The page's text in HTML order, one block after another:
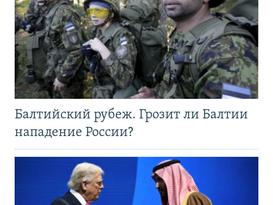
Балтийский рубеж. Грозит ли Балтии
нападение России?